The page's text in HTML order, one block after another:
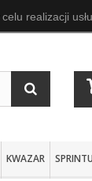
KWAZAR
realizacji